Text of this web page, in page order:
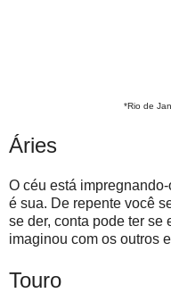
*Rio de
Áries
O céu está
é sua. De repente você
se der, conta pode ter se
imaginou com os outros
Touro